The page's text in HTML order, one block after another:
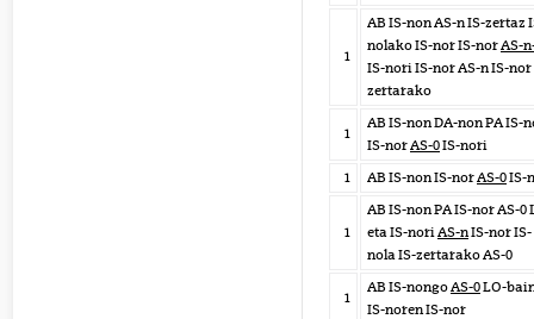
1
AB IS-non AS-n IS-zertaz
nolako IS-nor IS-norAS-
IS-nori IS-nor AS-n IS-nor
zertarako
1
AB IS-non DA-non PA IS-
IS-norAS-0IS-nori
1
AB IS-non IS-norAS-0IS-
1
AB IS-non PA IS-nor AS-0
eta IS-noriAS-nIS-nor IS-
nola IS-zertarako AS-0
1
AB IS-nongoAS-0LO-
IS-noren IS-nor